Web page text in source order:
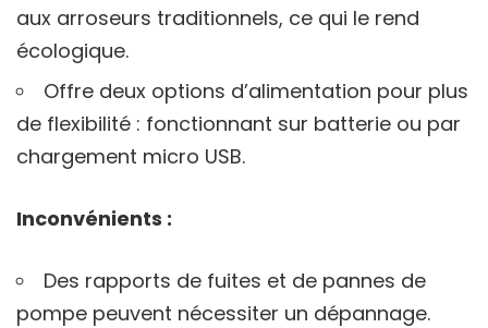
aux arroseurs traditionnels, ce qui le rend
écologique.
Offre deux options d’alimentation pour plus
de flexibilité : fonctionnant sur batterie ou par
chargement micro USB.
Inconvénients :
Des rapports de fuites et de pannes de
pompe peuvent nécessiter un dépannage.